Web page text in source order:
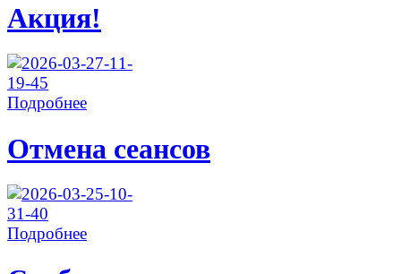
Акция!
Подробнее
Отмена сеансов
Подробнее